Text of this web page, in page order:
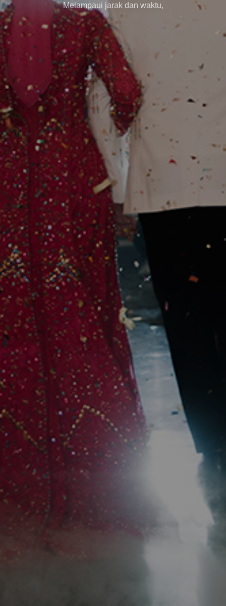
setiap cerita menemukan jalannya.